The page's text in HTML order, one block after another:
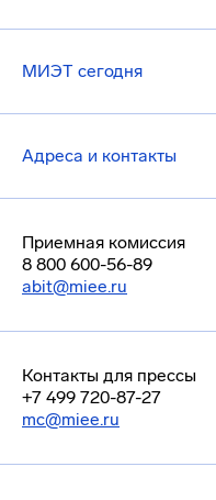
МИЭТ сегодня
Адреса и контакты
Приемная комиссия
8 800 600-56-89
abit@miee.ru
Контакты для прессы
+7 499 720-87-27
mc@miee.ru